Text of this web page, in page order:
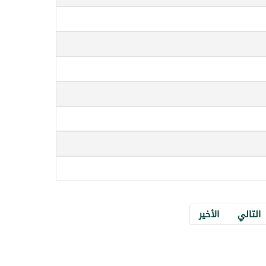
التالي الأخير